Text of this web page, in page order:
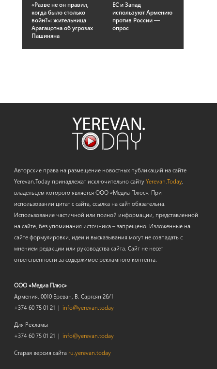
«Разве не он правил,
когда было столько
войн?»: жительница
Арагацотна об угрозах
Пашиняна
ЕС и Запад
используют Армению
против России —
опрос
Авторские права на размещение новостных публикаций на сайте
Yerevan.Today принадлежат исключительно сайтуYerevan.Today,
владельцем которого является ООО «Медиа Плюс». При
использовании цитат с сайта, ссылка на сайт обязательна.
Использование частичной или полной информации, представленной
на сайте, без упоминания источника – запрещено. Изложенные на
сайте формулировки, идеи и высказывания могут не совпадать с
мнением редакции или руководства сайта. Сайт не несет
ответственности за содержимое рекламного контента.
ООО «Медиа Плюс»
Армения, 0010 Ереван, В. Саргсян 26/1
+374 60 75 01 21 | info@yerevan.today
Для Рекламы
+374 60 75 01 21 | info@yerevan.today
Старая версия сайта ru.yerevan.today